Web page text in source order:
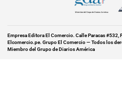
Miembro del Grupo de Diarios América
Empresa Editora El Comercio. Calle Paracas
Elcomercio.pe. Grupo El Comercio — Todos los
Miembro del Grupo de Diarios América